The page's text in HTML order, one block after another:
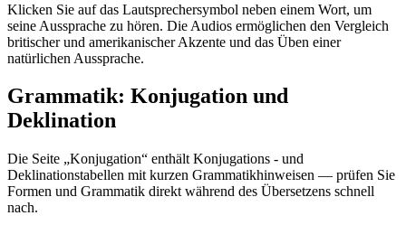
Klicken Sie auf das Lautsprechersymbol neben einem Wort, um
seine Aussprache zu hören. Die Audios ermöglichen den Vergleich
britischer und amerikanischer Akzente und das Üben einer
natürlichen Aussprache.
Grammatik: Konjugation und
Deklination
Die Seite „Konjugation“ enthält Konjugations - und
Deklinationstabellen mit kurzen Grammatikhinweisen — prüfen Sie
Formen und Grammatik direkt während des Übersetzens schnell
nach.